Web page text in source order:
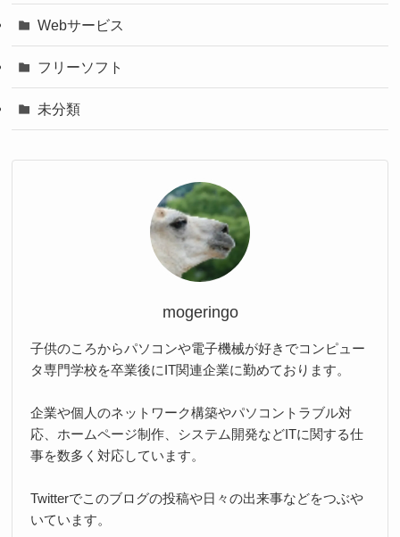
Webサービス
フリーソフト
未分類
mogeringo
子供のころからパソコンや電子機械が好きでコンピュー
タ専門学校を卒業後にIT関連企業に勤めております。
企業や個人のネットワーク構築やパソコントラブル対
応、ホームページ制作、システム開発などITに関する仕
事を数多く対応しています。
Twitterでこのブログの投稿や日々の出来事などをつぶや
いています。